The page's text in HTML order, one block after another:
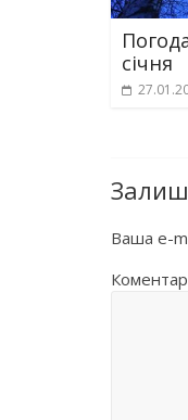
січня
Ваша e-
Коментар